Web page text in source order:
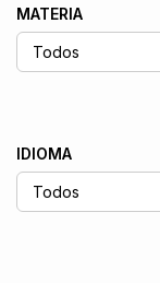
MATERIA
IDIOMA